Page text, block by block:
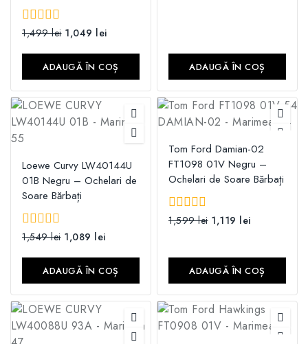
0
5
1,499lei 1,049 lei
ADAUGĂ ÎN COȘ ADAUGĂ ÎN COȘ
Loewe Curvy LW40144U
01B Negru – Ochelari de
Soare Bărbați
0
5
1,549lei 1,089 lei
ADAUGĂ ÎN COȘ
Tom Ford Damian-02
FT1098 01V Negru –
Ochelari de Soare Bărbați
0
1,599lei 1,119 lei
ADAUGĂ ÎN COȘ